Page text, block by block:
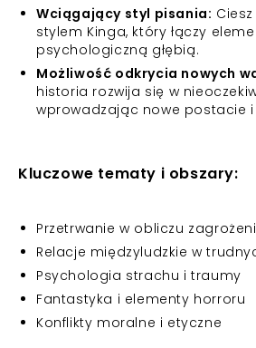
Wciągający styl pisania:
stylem Kinga, który łączy
psychologiczną głębią.
Możliwość odkrycia nowych
historia rozwija się w
wprowadzając nowe postacie i
Kluczowe tematy i obszary:
Przetrwanie w obliczu
Relacje międzyludzkie w
Psychologia strachu i traumy
Fantastyka i elementy horroru
Konflikty moralne i etyczne